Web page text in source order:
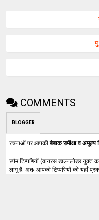
COMMENTS
BLOGGER
रचनाओं पर आपकीबेबाक समीक्षा व अमूल्य
स्पैम टिप्पणियों (वायरस डाउनलोडर युक्त
लागू है. अतः आपकी टिप्पणियों को यहाँ